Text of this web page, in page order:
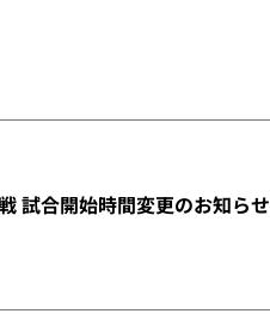
試合開始時間変更のお知らせ